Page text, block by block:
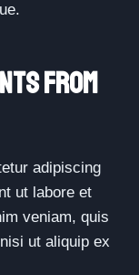
From
adipiscing
ut labore et
veniam, quis
ut aliquip ex